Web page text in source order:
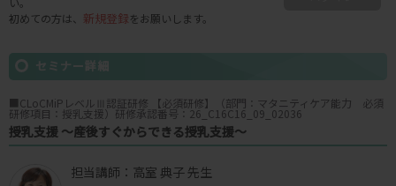
初めての方は、 新規登録をお願いします。
セミナー詳細
■CLoCMiPレベルⅢ認証研修 【必須研修】（部門：マタニティケア能力 必須
研修項目：授乳支援）研修承認番号：26_C16C16_09_02036
授乳支援 ～産後すぐからできる授乳支援～
担当講師：高室 典子 先生